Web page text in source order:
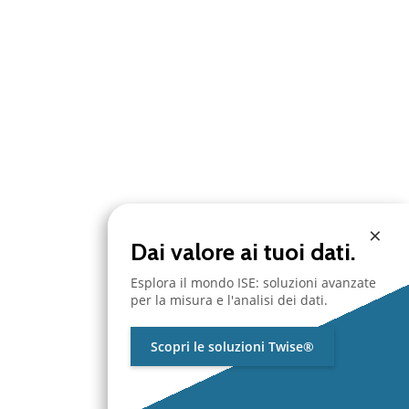
×
Dai valore ai tuoi dati.
Esplora il mondo ISE: soluzioni avanzate
per la misura e l'analisi dei dati.
Scopri le soluzioni Twise®